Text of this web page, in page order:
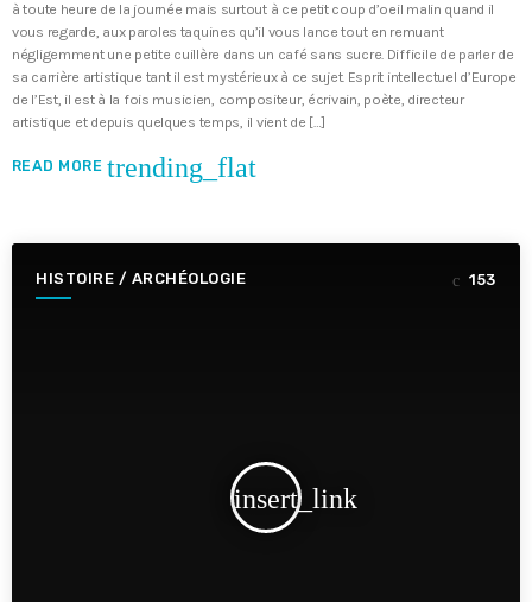
à toute heure de la journée mais surtout à ce petit coup d’oeil malin quand il
vous regarde, aux paroles taquines qu’il vous lance tout en remuant
négligemment une petite cuillère dans un café sans sucre. Difficile de parler de
sa carrière artistique tant il est mystérieux à ce sujet. Esprit intellectuel d’Europe
de l’Est, il est à la fois musicien, compositeur, écrivain, poète, directeur
artistique et depuis quelques temps, il vient de […]
READ MORE trending_flat
HISTOIRE / ARCHÉOLOGIE
insert_link
153